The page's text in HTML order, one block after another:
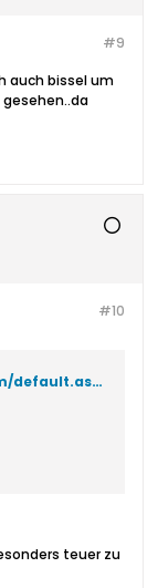
#9
auch bissel um
#10
http://www.arfaian.com/default.asp?PreKatNr=78
teuer zu